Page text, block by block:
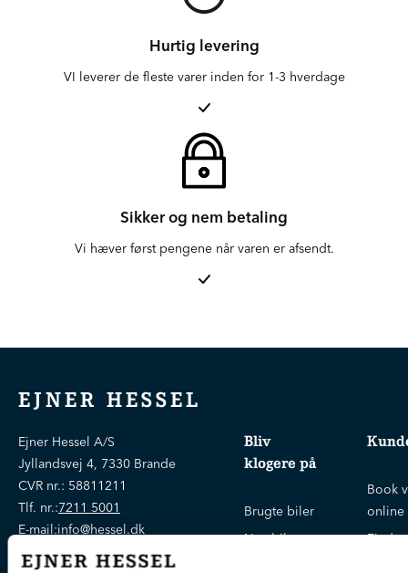
Hurtig levering
VI leverer de fleste varer inden for 1-3 hverdage
Sikker og nem betaling
Vi hæver først pengene når varen er afsendt.
EJNER HESSEL
Ejner Hessel A/S
Jyllandsvej 4, 7330 Brande
CVR nr.: 58811211
Tlf. nr.:7211 5001
E-mail:info@hessel.dk
Bliv
klogere på
Brugte biler
Nye biler
Book
online
Find